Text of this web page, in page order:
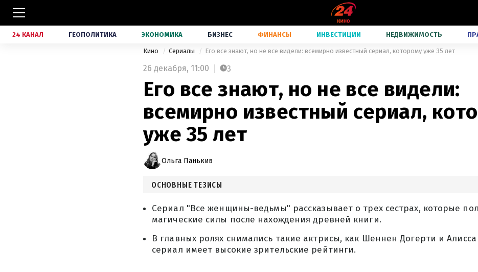
24 КАНАЛ ГЕОПОЛИТИКА ЭКОНОМИКА БИЗНЕС ФИНАНСЫ ИНВЕСТИЦИИ НЕДВИЖИМОСТЬ
Кино Сериалы Его все знают, но не все видели: всемирно известный сериал, которому уже 35 лет
26 декабря, 11:00 3
Его все знают, но не все видели:
всемирно известный сериал,
уже 35 лет
Ольга Панькив
ОСНОВНЫЕ ТЕЗИСЫ
Сериал "Все женщины-ведьмы" рассказывает о трех сестрах, которые
магические силы после нахождения древней книги.
В главных ролях снимались такие актрисы, как Шеннен Догерти и
сериал имеет высокие зрительские рейтинги.